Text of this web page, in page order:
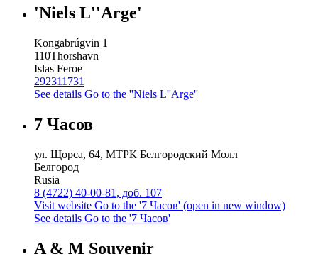
'Niels L''Arge'
Kongabrúgvin 1
110Thorshavn
Islas Feroe
292311731
See details Go to the ''Niels L''Arge''
7 Часов
ул. Щорса, 64, МТРК Белгородский Молл
Белгород
Rusia
8 (4722) 40-00-81, доб. 107
Visit website Go to the '7 Часов' (open in new window)
See details Go to the '7 Часов'
A & M Souvenir